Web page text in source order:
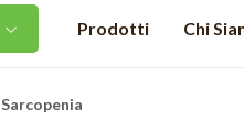
Prodotti Chi
Sarcopenia